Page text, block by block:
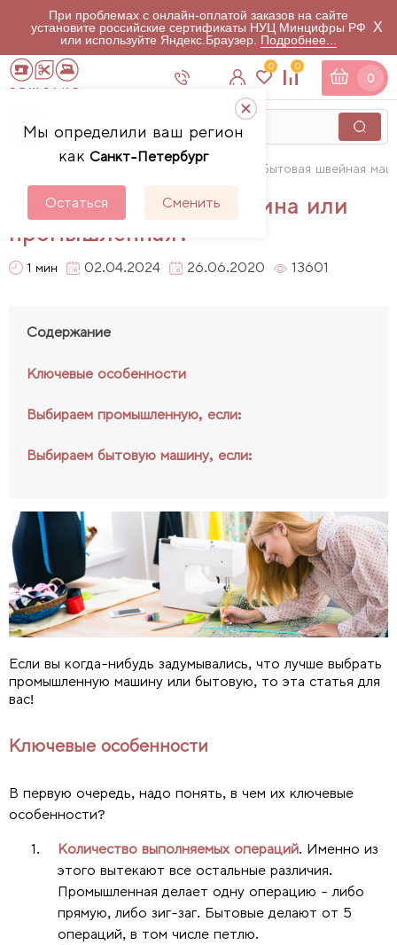
При проблемах с онлайн-оплатой заказов на сайте
установите российские сертификаты НУЦ Минцифры РФ
или используйте Яндекс.Браузер. Подробнее...
X
Мы определили ваш регион
как Санкт-Петербург
Остаться Сменить
0 0
0
Советы по выбору Бытовая швейная
Бытовая швейная машина или
промышленная?
1 мин 02.04.2024 26.06.2020 13601
Если вы когда-нибудь задумывались, что лучше выбрать
промышленную машину или бытовую, то эта статья для
вас!
Ключевые особенности
В первую очередь, надо понять, в чем их ключевые
особенности?
Количество выполняемых операций. Именно из
этого вытекают все остальные различия.
Промышленная делает одну операцию - либо
прямую, либо зиг-заг. Бытовые делают от 5
операций, в том числе петлю.
Содержание
Ключевые особенности
Выбираем промышленную, если:
Выбираем бытовую машину, если: